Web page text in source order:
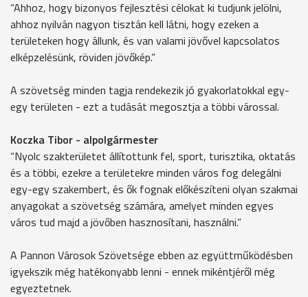
“Ahhoz, hogy bizonyos fejlesztési célokat ki tudjunk jelölni,
ahhoz nyilván nagyon tisztán kell látni, hogy ezeken a
területeken hogy állunk, és van valami jövővel kapcsolatos
elképzelésünk, röviden jövőkép.”
A szövetség minden tagja rendekezik jó gyakorlatokkal egy-
egy területen - ezt a tudását megosztja a többi várossal.
Koczka Tibor - alpolgármester
“Nyolc szakterületet állítottunk fel, sport, turisztika, oktatás
és a többi, ezekre a területekre minden város fog delegálni
egy-egy szakembert, és ők fognak előkészíteni olyan szakmai
anyagokat a szövetség számára, amelyet minden egyes
város tud majd a jövőben hasznosítani, használni.”
A Pannon Városok Szövetsége ebben az együttműködésben
igyekszik még hatékonyabb lenni - ennek mikéntjéről még
egyeztetnek.